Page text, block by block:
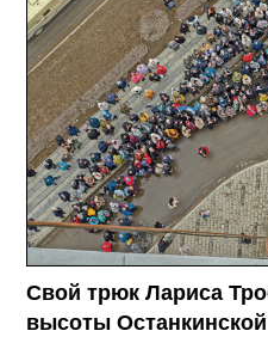
Свой трюк Лариса
высоты